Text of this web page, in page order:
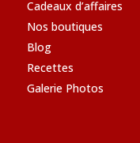
Cadeaux d’affaires
Nos boutiques
Blog
Recettes
Galerie Photos